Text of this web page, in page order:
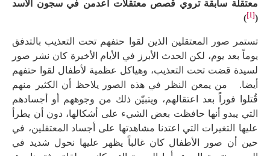
معتقلة سابقة تروي قصص معتقلات أعدمن في سجون الأسد
(
[1]
)
تستمر صور المعتقلين الذين لقوا حتفهم تحت التعذيب بالتدفق
يوماً بعد يوم، لكن الحدث الأبرز في الأيام الأخيرة كان نشر صور
لسيدة قضت تحت التعذيب، وهياكل عظمية لأطفال لقوا حتفهم
أيضا. من يمعن النظر في هذه الصور يلاحظ أن الكثير منهم
قُتلوا فوراً بعد اعتقالهم، ويتبيّن ذلك من وجوههم أو أجسادهم
التي يبدو أنها حافظت بعض الشيء على أشكالها، دون أن يطرأ
عليها التغيرات التي اعتدنا مشاهدتها على أجساد المعتقلين، في
حين أن صور الأطفال كان غالباً يظهر عليها نحول شديد في